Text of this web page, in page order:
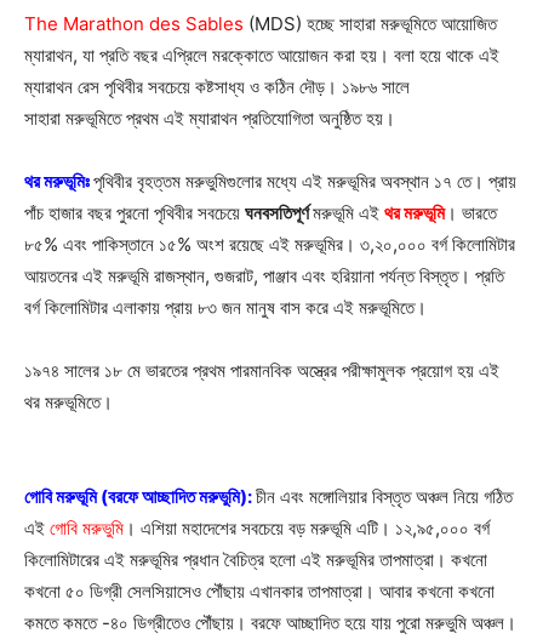
The Marathon des Sables (MDS) হচ্ছে সাহারা মরুভূমিতে আয়োজিত
ম্যারাথন, যা প্রতি বছর এপ্রিলে মরক্কোতে আয়োজন করা হয়। বলা হয়ে থাকে এই
ম্যারাথন রেস পৃথিবীর সবচেয়ে কষ্টসাধ্য ও কঠিন দৌড়। ১৯৮৬ সালে
সাহারা মরুভূমিতে প্রথম এই ম্যারাথন প্রতিযোগিতা অনুষ্ঠিত হয়।
থর মরুভূমিঃপৃথিবীর বৃহত্তম মরুভুমিগুলোর মধ্যে এই মরুভূমির অবস্থান ১৭ তে। প্রায়
পাঁচ হাজার বছর পুরনো পৃথিবীর সবচেয়ে ঘনবসতিপূর্ণমরুভূমি এই থর মরুভূমি। ভারতে
৮৫% এবং পাকিস্তানে ১৫% অংশ রয়েছে এই মরুভূমির। ৩,২০,০০০ বর্গ কিলোমিটার
আয়তনের এই মরুভূমি রাজস্থান, গুজরাট, পাঞ্জাব এবং হরিয়ানা পর্যন্ত বিস্তৃত। প্রতি
বর্গ কিলোমিটার এলাকায় প্রায় ৮৩ জন মানুষ বাস করে এই মরুভূমিতে।
১৯৭৪ সালের ১৮ মে ভারতের প্রথম পারমানবিক অস্ত্রের পরীক্ষামুলক প্রয়োগ হয় এই
থর মরুভূমিতে।
গোবি মরুভূমি (বরফে আচ্ছাদিত মরুভুমি):চীন এবং মঙ্গোলিয়ার বিস্তৃত অঞ্চল নিয়ে গঠিত
এই গোবি মরুভুমি । এশিয়া মহাদেশের সবচেয়ে বড় মরুভূমি এটি। ১২,৯৫,০০০ বর্গ
কিলোমিটারের এই মরুভূমির প্রধান বৈচিত্র হলো এই মরুভূমির তাপমাত্রা। কখনো
কখনো ৫০ ডিগ্রী সেলসিয়াসেও পৌঁছায় এখানকার তাপমাত্রা। আবার কখনো কখনো
কমতে কমতে -৪০ ডিগ্রীতেও পৌঁছায়। বরফে আচ্ছাদিত হয়ে যায় পুরো মরুভুমি অঞ্চল।